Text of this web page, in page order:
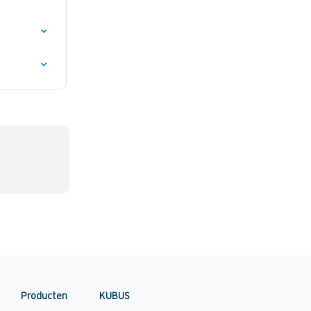
Producten KUBUS